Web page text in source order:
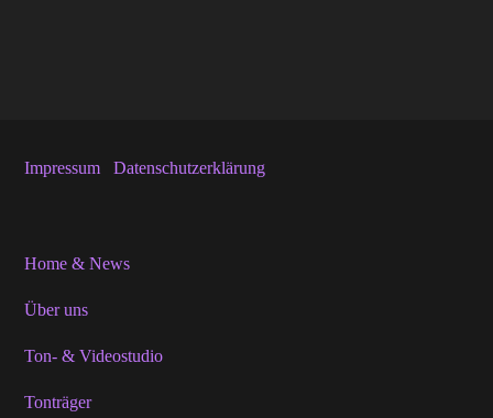
Impressum Datenschutzerklärung
Home & News
Über uns
Ton- & Videostudio
Tonträger